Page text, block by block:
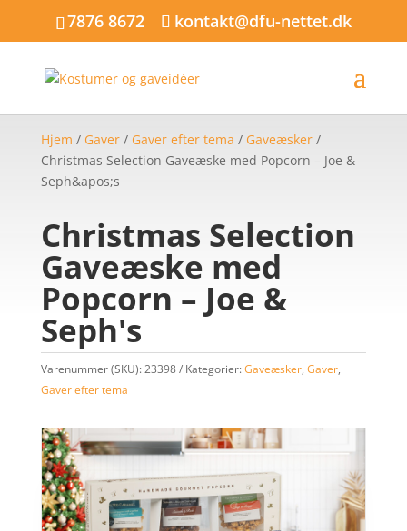
7876 8672 kontakt@dfu-nettet.dk
Hjem / Gaver/ Gaver efter tema / Gaveæsker/
Christmas Selection Gaveæske med Popcorn – Joe &
Seph&apos;s
Christmas Selection
Gaveæske med
Popcorn – Joe &
Seph's
Varenummer (SKU):23398 Kategorier:Gaveæsker, Gaver,
Gaver efter tema